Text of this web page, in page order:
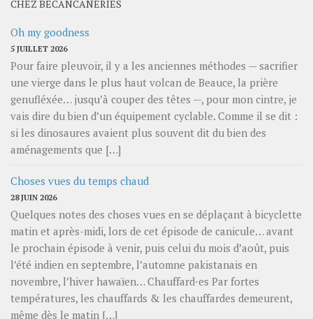
CHEZ BECANCANERIES
Oh my goodness
5 JUILLET 2026
Pour faire pleuvoir, il y a les anciennes méthodes — sacrifier
une vierge dans le plus haut volcan de Beauce, la prière
genufléxée… jusqu’à couper des têtes —, pour mon cintre, je
vais dire du bien d’un équipement cyclable. Comme il se dit :
si les dinosaures avaient plus souvent dit du bien des
aménagements que […]
Choses vues du temps chaud
28 JUIN 2026
Quelques notes des choses vues en se déplaçant à bicyclette
matin et après-midi, lors de cet épisode de canicule… avant
le prochain épisode à venir, puis celui du mois d’août, puis
l’été indien en septembre, l’automne pakistanais en
novembre, l’hiver hawaïen… Chauffard⋅es Par fortes
températures, les chauffards & les chauffardes demeurent,
même dès le matin […]